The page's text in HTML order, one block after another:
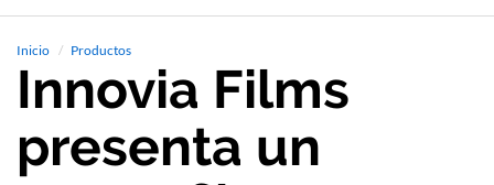
Inicio Productos
Innovia Films
presenta un